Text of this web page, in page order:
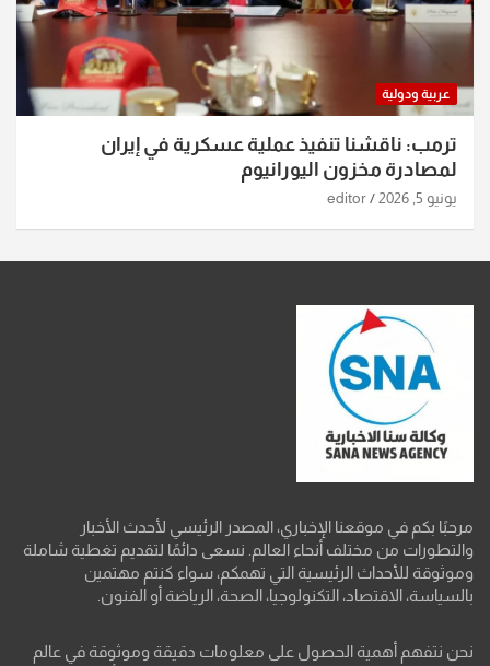
عربية ودولية
ترمب: ناقشنا تنفيذ عملية عسكرية في إيران
لمصادرة مخزون اليورانيوم
يونيو 5, 2026 editor
مرحبًا بكم في موقعنا الإخباري، المصدر الرئيسي لأحدث الأخبار
والتطورات من مختلف أنحاء العالم. نسعى دائمًا لتقديم تغطية شاملة
وموثوقة للأحداث الرئيسية التي تهمكم، سواء كنتم مهتمين
بالسياسة، الاقتصاد، التكنولوجيا، الصحة، الرياضة أو الفنون.
نحن نتفهم أهمية الحصول على معلومات دقيقة وموثوقة في عالم